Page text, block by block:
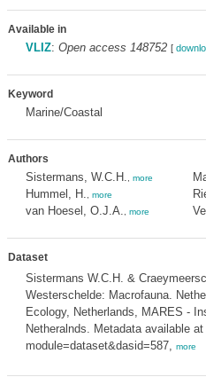
Available in
VLIZ: Open access 148752 [
Keyword
Marine/Coastal
Authors
Sistermans, W.C.H. more
Hummel, H. more
van Hoesel, O.J.A. more
Dataset
Sistermans W.C.H. &
Westerschelde: Macrofauna.
Ecology, Netherlands, MARES -
Netheralnds. Metadata available
module=dataset&dasid=587, more